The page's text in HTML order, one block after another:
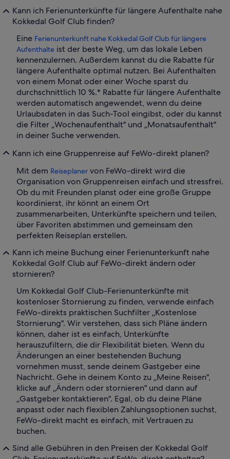
Kann ich Ferienunterkünfte für längere Aufenthalte nahe
Kokkedal Golf Club finden?
Eine Ferienunterkunft nahe Kokkedal Golf Club für längere
Aufenthalte ist der beste Weg, um das lokale Leben
kennenzulernen. Außerdem kannst du die Rabatte für
längere Aufenthalte optimal nutzen. Bei Aufenthalten
von einem Monat oder einer Woche sparst du
durchschnittlich 10 %.* Rabatte für längere Aufenthalte
werden automatisch angewendet, wenn du deine
Urlaubsdaten in das Such-Tool eingibst, oder du kannst
die Filter „Wochenaufenthalt" und „Monatsaufenthalt"
in deiner Suche verwenden.
Kann ich eine Gruppenreise auf FeWo-direkt planen?
Mit dem Reiseplaner von FeWo-direkt wird die
Organisation von Gruppenreisen einfach und stressfrei.
Ob du mit Freunden planst oder eine große Gruppe
koordinierst, ihr könnt an einem Ort
zusammenarbeiten, Unterkünfte speichern und teilen,
über Favoriten abstimmen und gemeinsam den
perfekten Reiseplan erstellen.
Kann ich meine Buchung einer Ferienunterkunft nahe
Kokkedal Golf Club auf FeWo-direkt ändern oder
stornieren?
Um Kokkedal Golf Club-Ferienunterkünfte mit
kostenloser Stornierung zu finden, verwende einfach
FeWo-direkts praktischen Suchfilter „Kostenlose
Stornierung". Wir verstehen, dass sich Pläne ändern
können, daher ist es einfach, Unterkünfte
herauszufiltern, die dir Flexibilität bieten. Wenn du
Änderungen an einer bestehenden Buchung
vornehmen musst, sende deinem Gastgeber eine
Nachricht. Gehe in deinem Konto zu „Meine Reisen",
klicke auf „Ändern oder stornieren" und dann auf
„Gastgeber kontaktieren". Egal, ob du deine Pläne
anpasst oder nach flexiblen Zahlungsoptionen suchst,
FeWo-direkt macht es einfach, mit Vertrauen zu
buchen.
Sind alle Gebühren in den Preisen der Kokkedal Golf